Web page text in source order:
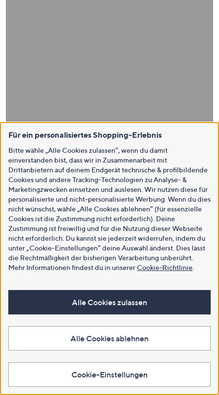
Für ein personalisiertes Shopping-Erlebnis
Bitte wähle „Alle Cookies zulassen“, wenn du damit
einverstanden bist, dass wir in Zusammenarbeit mit
Drittanbietern auf deinem Endgerät technische & profilbildende
Cookies und andere Tracking-Technologien zu Analyse- &
Marketingzwecken einsetzen und auslesen. Wir nutzen diese für
personalisierte und nicht-personalisierte Werbung. Wenn du dies
nicht wünschst, wähle „Alle Cookies ablehnen“ (für essenzielle
Cookies ist die Zustimmung nicht erforderlich). Deine
Zustimmung ist freiwillig und für die Nutzung dieser Webseite
nicht erforderlich. Du kannst sie jederzeit widerrufen, indem du
unter „Cookie-Einstellungen“ deine Auswahl änderst. Dies lässt
die Rechtmäßigkeit der bisherigen Verarbeitung unberührt.
Mehr Informationen findest du in unsererCookie-Richtlinie
Alle Cookies zulassen
Alle Cookies ablehnen
Cookie-Einstellungen